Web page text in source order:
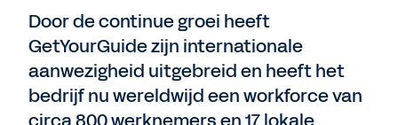
Door de continue groei heeft
GetYourGuide zijn internationale
aanwezigheid uitgebreid en heeft het
bedrijf nu wereldwijd een workforce van